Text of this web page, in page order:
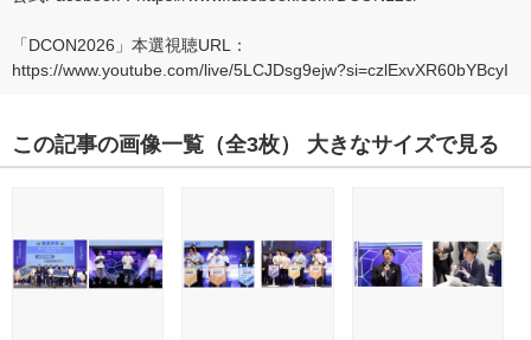
「DCON2026」本選視聴URL：
https://www.youtube.com/live/5LCJDsg9ejw?si=czlExvXR60bYBcyI
この記事の画像一覧 （全3枚） 大きなサイズで見る